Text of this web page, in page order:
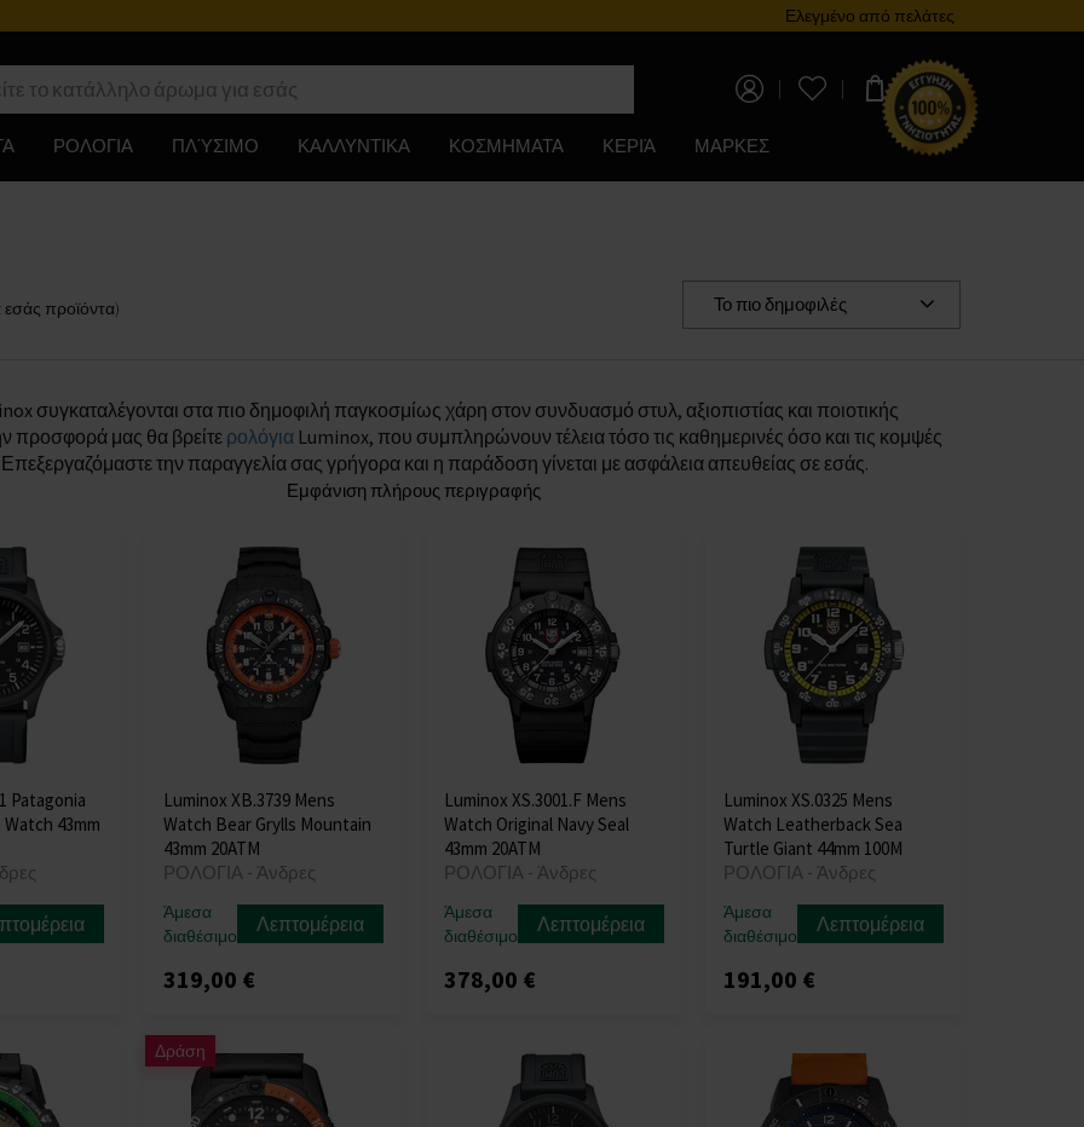
Πρόγραμμα επιβράβευσηςΕλεγμένο από πελάτες
0,00 €
ΡΟΛΟΓΙΑ ΠΛΎΣΙΜΟ ΚΑΛΛΥΝΤΙΚΑ ΚΟΣΜΗΜΑΤΑ ΚΕΡΙΆ ΜΑΡΚΕΣ
εσάς προϊόντα) Το πιο δημοφιλές
συγκαταλέγονται στα πιο δημοφιλή παγκοσμίως χάρη στον συνδυασμό στυλ, αξιοπιστίας και ποιοτικής
προσφορά μας θα βρείτερολόγια Luminox, που συμπληρώνουν τέλεια τόσο τις καθημερινές όσο και τις κομψές
την παραγγελία σας γρήγορα και η παράδοση γίνεται με ασφάλεια απευθείας σε εσάς.
Εμφάνιση πλήρους περιγραφής
Patagonia
43mm
Luminox XB.3739 Mens
Watch Bear Grylls Mountain
43mm 20ATM
ΡΟΛΟΓΙΑ - Άνδρες
Άμεσα
διαθέσιμο
Λεπτομέρεια
319,00 €
Luminox XS.3001.F Mens
Watch Original Navy Seal
43mm 20ATM
ΡΟΛΟΓΙΑ - Άνδρες
Άμεσα
διαθέσιμο
Λεπτομέρεια
378,00 €
Luminox XS.0325 Mens
Watch Leatherback Sea
Turtle Giant 44mm 100M
ΡΟΛΟΓΙΑ - Άνδρες
Άμεσα
διαθέσιμο
Λεπτομέρεια
191,00 €
Δράση